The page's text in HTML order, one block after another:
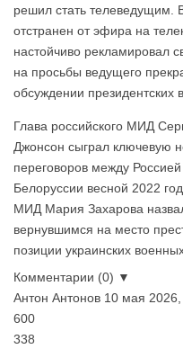
решил стать телеведущим.
отстранен от эфира на
настойчиво рекламировал
на просьбы ведущего
обсуждении
Глава российского МИД
Джонсон сыграл ключевую
переговоров между
Белоруссии весной 2022
МИД Мария Захарова
вернувшимся на место
позиции украинских
Комментарии (0) ▼
Антон Антонов 10 мая
600
338